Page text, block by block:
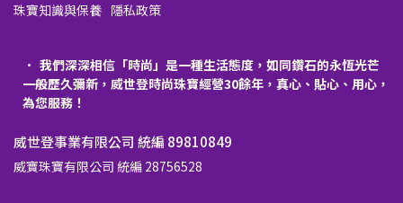
珠寶知識與保養 隱私政策
我們深深相信「時尚」是一種生活態度，如同鑽石的永恆光芒
一般歷久彌新，威世登時尚珠寶經營30餘年，真心、貼心、用心，
為您服務！
威世登事業有限公司 統編 89810849
威寶珠寶有限公司 統編 28756528